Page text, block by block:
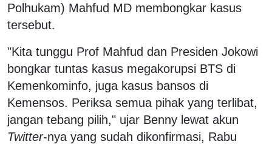
Polhukam) Mahfud MD membongkar kasus
tersebut.
"Kita tunggu Prof Mahfud dan Presiden Jokowi
bongkar tuntas kasus megakorupsi BTS di
Kemenkominfo, juga kasus bansos di
Kemensos. Periksa semua pihak yang terlibat,
jangan tebang pilih," ujar Benny lewat akun
Twitter-nya yang sudah dikonfirmasi, Rabu